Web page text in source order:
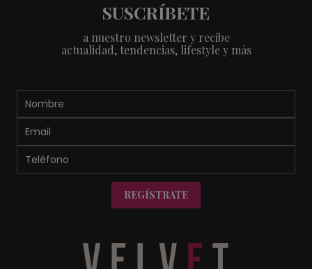
SUSCRÍBETE
a nuestro newsletter y recibe
actualidad, tendencias, lifestyle y más
REGÍSTRATE